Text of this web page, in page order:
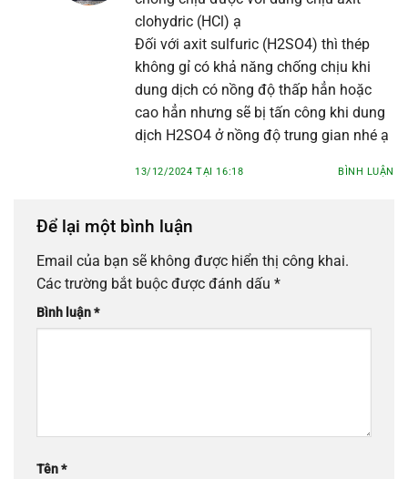
clohydric (HCl) ạ
Đối với axit sulfuric (H2SO4) thì thép
không gỉ có khả năng chống chịu khi
dung dịch có nồng độ thấp hẳn hoặc
cao hẳn nhưng sẽ bị tấn công khi dung
dịch H2SO4 ở nồng độ trung gian nhé ạ
13/12/2024 TẠI 16:18 BÌNH LUẬN
Để lại một bình luận
Email của bạn sẽ không được hiển thị công khai.
Các trường bắt buộc được đánh dấu *
Bình luận*
Tên*